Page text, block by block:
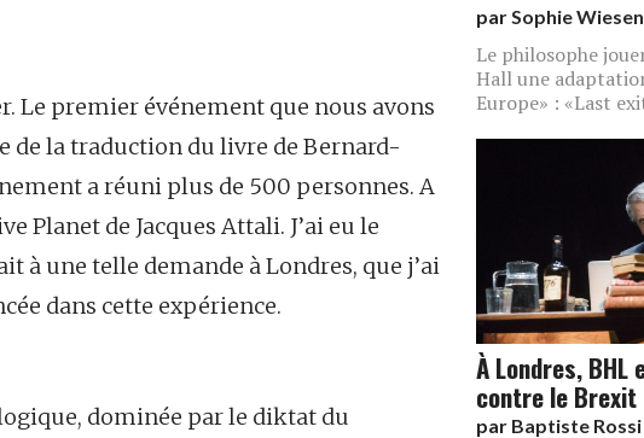
Le premier événement que nous avons
de la traduction du livre de Bernard-
a réuni plus de 500 personnes. A
Planet de Jacques Attali. J’ai eu le
à une telle demande à Londres, que j’ai
dans cette expérience.
dominée par le diktat du
par Sophie
Le philosophe
Hall une
Europe» : «Last
À Londres,
contre le Brexit
par Baptiste Rossi